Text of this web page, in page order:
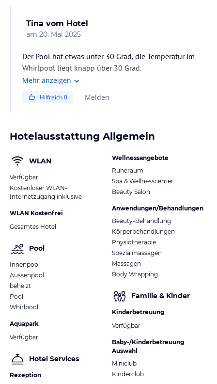
Tina vom Hotel
am 20. Mai 2025
Der Pool hat etwas unter 30 Grad, die Temperatur im
Whirlpool liegt knapp über 30 Grad.
Mehr anzeigen
Hilfreich0 Melden
Hotelausstattung Allgemein
WLAN
Verfügbar
Kostenloser WLAN-
Internetzugang inklusive
WLAN Kostenfrei
Gesamtes Hotel
Pool
Innenpool
Aussenpool
beheizt
Pool
Whirlpool
Aquapark
Verfügbar
Hotel Services
Rezeption
Wellnessangebote
Ruheraum
Spa & Wellnesscenter
Beauty Salon
Anwendungen/Behandlungen
Beauty-Behandlung
Körperbehandlungen
Physiotherapie
Spezialmassagen
Massagen
Body Wrapping
Familie & Kinder
Kinderbetreuung
Verfügbar
Baby-/Kinderbetreuung
Auswahl
Miniclub
Kinderclub